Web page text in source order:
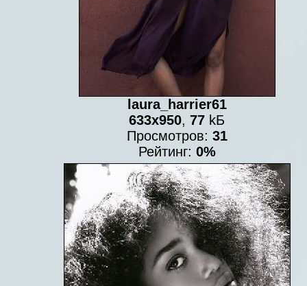
laura_harrier61
633x950,77 kБ
Просмотров: 31
Рейтинг: 0%